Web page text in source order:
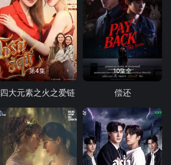
第4集
四大元素之火之爱链
10集全
偿还